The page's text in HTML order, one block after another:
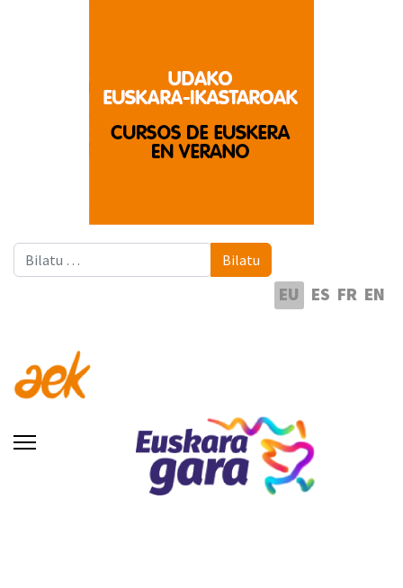
Bilatu Bilatu
EU ES FR EN